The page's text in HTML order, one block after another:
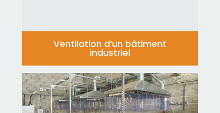
Ventilation d’un bâtiment
industriel